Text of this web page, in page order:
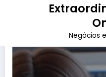
Negócios